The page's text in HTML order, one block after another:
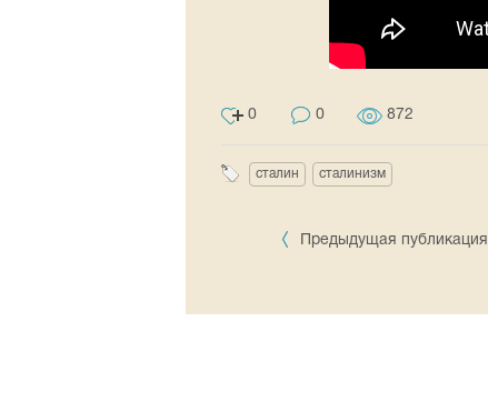
0 0 872
сталин сталинизм
Предыдущая публикация